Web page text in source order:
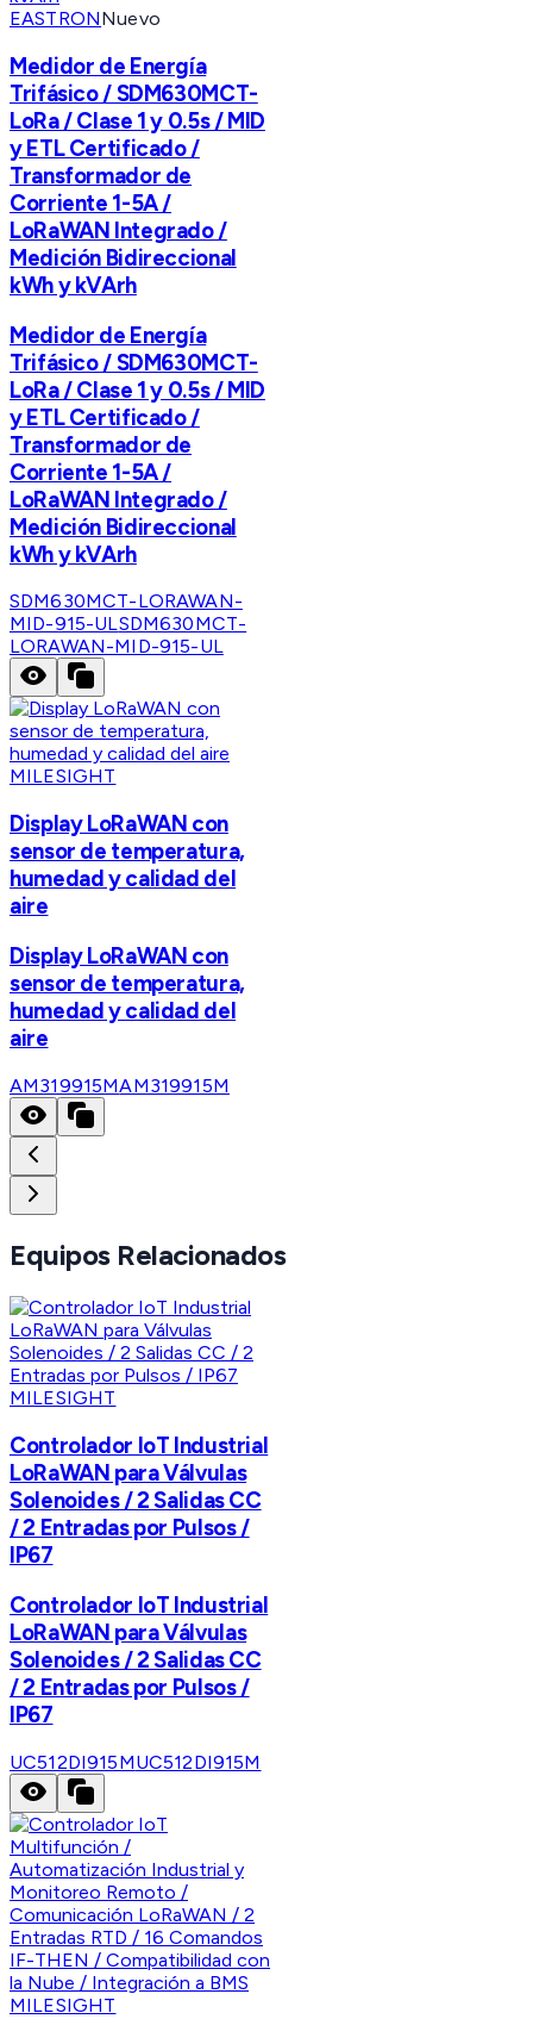
EASTRONNuevo
Medidor de Energía
Trifásico / SDM630MCT-
LoRa / Clase 1 y 0.5s / MID
y ETL Certificado /
Transformador de
Corriente 1-5A /
LoRaWAN Integrado /
Medición Bidireccional
kWh y kVArh
Medidor de Energía
Trifásico / SDM630MCT-
LoRa / Clase 1 y 0.5s / MID
y ETL Certificado /
Transformador de
Corriente 1-5A /
LoRaWAN Integrado /
Medición Bidireccional
kWh y kVArh
SDM630MCT-LORAWAN-
MID-915-ULSDM630MCT-
LORAWAN-MID-915-UL
MILESIGHT
Display LoRaWAN con
sensor de temperatura,
humedad y calidad del
aire
Display LoRaWAN con
sensor de temperatura,
humedad y calidad del
aire
AM319915MAM319915M
Equipos Relacionados
MILESIGHT
Controlador IoT Industrial
LoRaWAN para Válvulas
Solenoides / 2 Salidas CC
/ 2 Entradas por Pulsos /
IP67
Controlador IoT Industrial
LoRaWAN para Válvulas
Solenoides / 2 Salidas CC
/ 2 Entradas por Pulsos /
IP67
UC512DI915MUC512DI915M
MILESIGHT